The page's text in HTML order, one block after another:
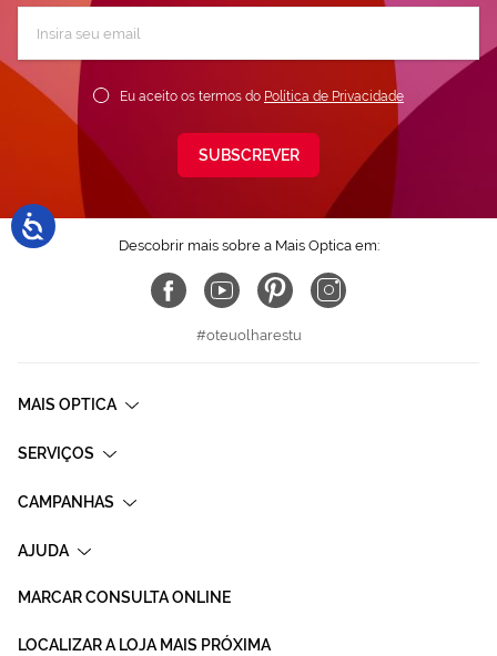
Newsletter:
Eu aceito os termos do Política de Privacidade
SUBSCREVER
Descobrir mais sobre a Mais Optica em:
#oteuolharestu
MAIS OPTICA
SERVIÇOS
CAMPANHAS
AJUDA
MARCAR CONSULTA ONLINE
LOCALIZAR A LOJA MAIS PRÓXIMA